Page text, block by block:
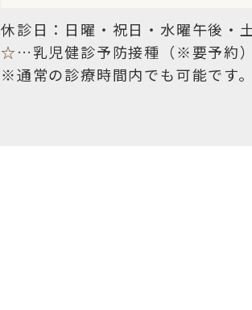
休診日：日曜・祝日・水曜午後・
☆…乳児健診予防接種（※要予約）
※通常の診療時間内でも可能です。